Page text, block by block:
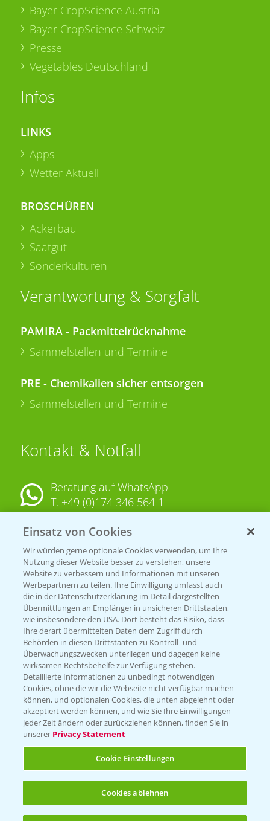
Bayer CropScience Austria
Bayer CropScience Schweiz
Presse
Vegetables Deutschland
Infos
LINKS
Apps
Wetter Aktuell
BROSCHÜREN
Ackerbau
Saatgut
Sonderkulturen
Verantwortung & Sorgfalt
PAMIRA - Packmittelrücknahme
Sammelstellen und Termine
PRE - Chemikalien sicher entsorgen
Sammelstellen und Termine
Kontakt & Notfall
Beratung auf WhatsApp
T. +49 (0)174 346 564 1
KONTAKT
Hilfe in Notfällen
T.+49 (0)214/30-20220
Folgen Sie uns
Allgemeine Nutzungsbedingungen
Datenschutzerklärung
Impressum
Gebrauchshinweise
Einsatz von Cookies
Wir würden gerne optionale Cookies verwenden, um Ihre
Nutzung dieser Website besser zu verstehen, unsere
Website zu verbessern und Informationen mit unseren
Werbepartnern zu teilen. Ihre Einwilligung umfasst auch
die in der Datenschutzerklärung im Detail dargestellten
Übermittlungen an Empfänger in unsicheren Drittstaaten,
wie insbesondere den USA. Dort besteht das Risiko, dass
Ihre derart übermittelten Daten dem Zugriff durch
Behörden in diesen Drittstaaten zu Kontroll- und
Überwachungszwecken unterliegen und dagegen keine
wirksamen Rechtsbehelfe zur Verfügung stehen.
Detaillierte Informationen zu unbedingt notwendigen
Cookies, ohne die wir die Webseite nicht verfügbar machen
können, und optionalen Cookies, die unten abgelehnt oder
akzeptiert werden können, und wie Sie Ihre Einwilligungen
jeder Zeit ändern oder zurückziehen können, finden Sie in
unserer Privacy Statement
Cookie Einstellungen
Cookies ablehnen